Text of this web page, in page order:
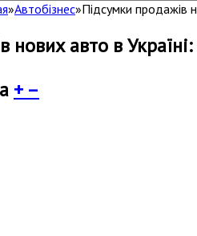
»Автобізнес»Підсумки продажів
нових авто в
+ –